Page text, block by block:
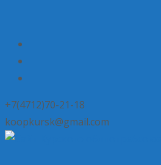
+7(4712)70-21-18
koopkursk@gmail.com